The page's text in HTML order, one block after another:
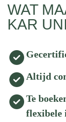
WAT
KAR
Altijd
Te
flexibele